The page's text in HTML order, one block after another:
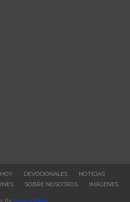
DEVOCIONALES
NOTICIAS
SOBRE NOSOTROS IMÁGENES
ByHistory Maker